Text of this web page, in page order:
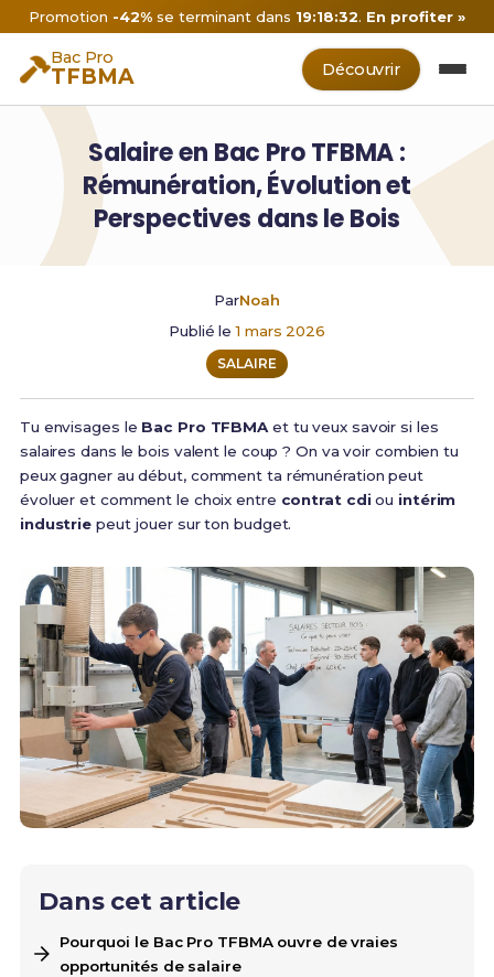
Promotion -42% se terminant dans19:18:31. En profiter »
Bac Pro
TFBMA Découvrir
Salaire en Bac Pro TFBMA :
Rémunération, Évolution et
Perspectives dans le Bois
ParNoah
Publié le1 mars 2026
SALAIRE
Tu envisages le Bac Pro TFBMA et tu veux savoir si les
salaires dans le bois valent le coup ? On va voir combien tu
peux gagner au début, comment ta rémunération peut
évoluer et comment le choix entre contrat cdiou intérim
industrie peut jouer sur ton budget.
Dans cet article
Pourquoi le Bac Pro TFBMA ouvre de vraies
opportunités de salaire